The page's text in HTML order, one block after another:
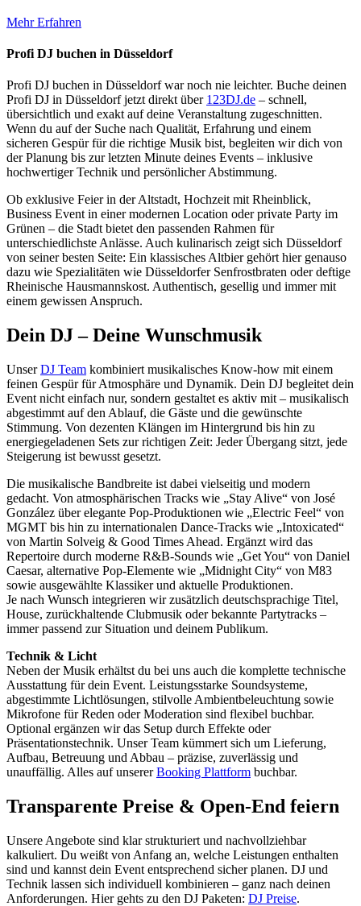
Mehr Erfahren
Profi DJ buchen in Düsseldorf
Profi DJ buchen in Düsseldorf war noch nie leichter. Buche deinen
Profi DJ in Düsseldorfjetzt direkt über 123DJ.de – schnell,
übersichtlich und exakt auf deine Veranstaltung zugeschnitten.
Wenn du auf der Suche nach Qualität, Erfahrung und einem
sicheren Gespür für die richtige Musik bist, begleiten wir dich von
der Planung bis zur letzten Minute deines Events – inklusive
hochwertiger Technik und persönlicher Abstimmung.
Ob exklusive Feier in der Altstadt, Hochzeit mit Rheinblick,
Business Event in einer modernen Location oder private Party im
Grünen – die Stadt bietet den passenden Rahmen für
unterschiedlichste Anlässe. Auch kulinarisch zeigt sich Düsseldorf
von seiner besten Seite: Ein klassisches Altbier gehört hier genauso
dazu wie Spezialitäten wie Düsseldorfer Senfrostbraten oder deftige
Rheinische Hausmannskost. Authentisch, gesellig und immer mit
einem gewissen Anspruch.
Dein DJ – Deine Wunschmusik
UnserDJ Team kombiniert musikalisches Know-how mit einem
feinen Gespür für Atmosphäre und Dynamik. Dein DJ begleitet dein
Event nicht einfach nur, sondern gestaltet es aktiv mit – musikalisch
abgestimmt auf den Ablauf, die Gäste und die gewünschte
Stimmung. Von dezenten Klängen im Hintergrund bis hin zu
energiegeladenen Sets zur richtigen Zeit: Jeder Übergang sitzt, jede
Steigerung ist bewusst gesetzt.
Die musikalische Bandbreite ist dabei vielseitig und modern
gedacht. Von atmosphärischen Tracks wie „Stay Alive“ von José
González über elegante Pop-Produktionen wie „Electric Feel“ von
MGMT bis hin zu internationalen Dance-Tracks wie „Intoxicated“
von Martin Solveig & Good Times Ahead. Ergänzt wird das
Repertoire durch moderne R&B-Sounds wie „Get You“ von Daniel
Caesar, alternative Pop-Elemente wie „Midnight City“ von M83
sowie ausgewählte Klassiker und aktuelle Produktionen.
Je nach Wunsch integrieren wir zusätzlich deutschsprachige Titel,
House, zurückhaltende Clubmusik oder bekannte Partytracks –
immer passend zur Situation und deinem Publikum.
Technik & Licht
Neben der Musik erhältst du bei uns auch die komplette technische
Ausstattung für dein Event. Leistungsstarke Soundsysteme,
abgestimmte Lichtlösungen, stilvolle Ambientbeleuchtung sowie
Mikrofone für Reden oder Moderation sind flexibel buchbar.
Optional ergänzen wir das Setup durch Effekte oder
Präsentationstechnik. Unser Team kümmert sich um Lieferung,
Aufbau, Betreuung und Abbau – präzise, zuverlässig und
unauffällig. Alles auf unsererBooking Plattform buchbar.
Transparente Preise & Open-End feiern
Unsere Angebote sind klar strukturiert und nachvollziehbar
kalkuliert. Du weißt von Anfang an, welche Leistungen enthalten
sind und kannst dein Event entsprechend sicher planen. DJ und
Technik lassen sich individuell kombinieren – ganz nach deinen
Anforderungen. Hier gehts zu den DJ Paketen: DJ Preise.